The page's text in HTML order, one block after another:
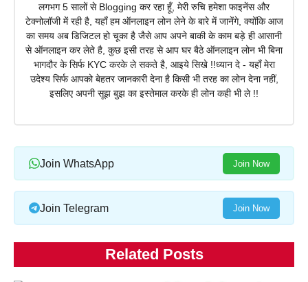
लगभग 5 सालों से Blogging कर रहा हूँ, मेरी रुचि हमेशा फाइनेंस और
टेक्नोलॉजी में रही है, यहाँ हम ऑनलाइन लोन लेने के बारे में जानेंगे, क्योंकि आज
का समय अब डिजिटल हो चूका है जैसे आप अपने बाकी के काम बड़े ही आसानी
से ऑनलाइन कर लेते है, कुछ इसी तरह से आप घर बैठे ऑनलाइन लोन भी बिना
भागदौर के सिर्फ KYC करके ले सकते है, आइये सिखे !!ध्यान दे - यहाँ मेरा
उदेश्य सिर्फ आपको बेहतर जानकारी देना है किसी भी तरह का लोन देना नहीं,
इसलिए अपनी सूझ बुझ का इस्तेमाल करके ही लोन कही भी ले !!
Join WhatsApp Join Now
Join Telegram Join Now
Related Posts